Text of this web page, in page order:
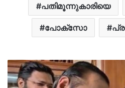
പതിമൂന്നുകാരിയെ
പോക്സോ